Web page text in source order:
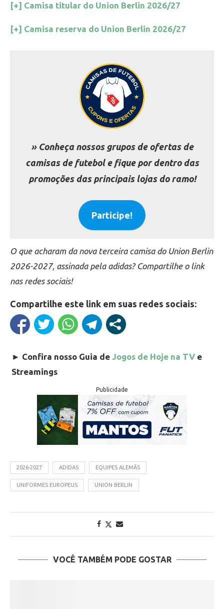
[+] Camisa titular do Union Berlin 2026/27
[+] Camisa reserva do Union Berlin 2026/27
» Conheça nossos grupos de ofertas de
camisas de futebol e fique por dentro das
promoções das principais lojas do ramo!
Participe!
O que acharam da nova terceira camisa do Union Berlin
2026-2027, assinada pela adidas? Compartilhe o link
nas redes sociais!
Compartilhe este link em suas redes sociais:
► Confira nosso Guia de Jogos de Hoje na TV e
Streamings
Publicidade
2026-2027 ADIDAS EQUIPES ALEMÃS
UNIFORMES EUROPEUS UNION BERLIN
VOCÊ TAMBÉM PODE GOSTAR